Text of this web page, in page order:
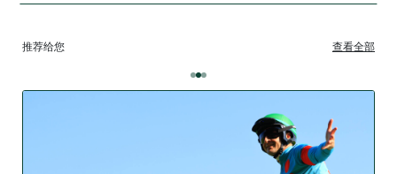
推荐给您 查看全部